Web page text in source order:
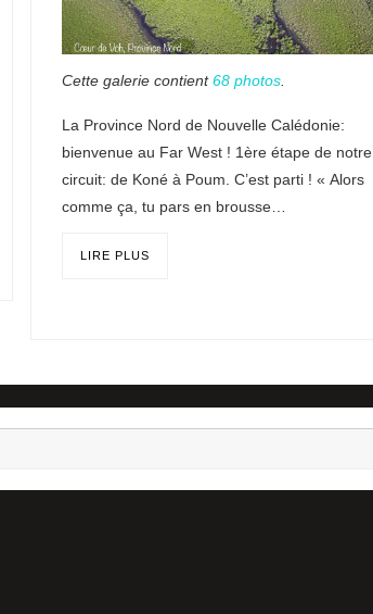
Cette galerie contient68 photos.
La Province Nord de Nouvelle Calédonie:
bienvenue au Far West ! 1ère étape de notre
circuit: de Koné à Poum. C’est parti ! « Alors
comme ça, tu pars en brousse…
LIRE PLUS